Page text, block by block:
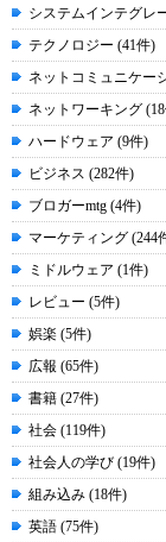
システムインテグレ
テクノロジー (41件)
ネットコミュニケー
ネットワーキング
ハードウェア (9件)
ビジネス (282件)
ブロガーmtg (4件)
マーケティング (244
ミドルウェア (1件)
レビュー (5件)
娯楽 (5件)
広報 (65件)
書籍 (27件)
社会 (119件)
社会人の学び (19件)
組み込み (18件)
英語 (75件)